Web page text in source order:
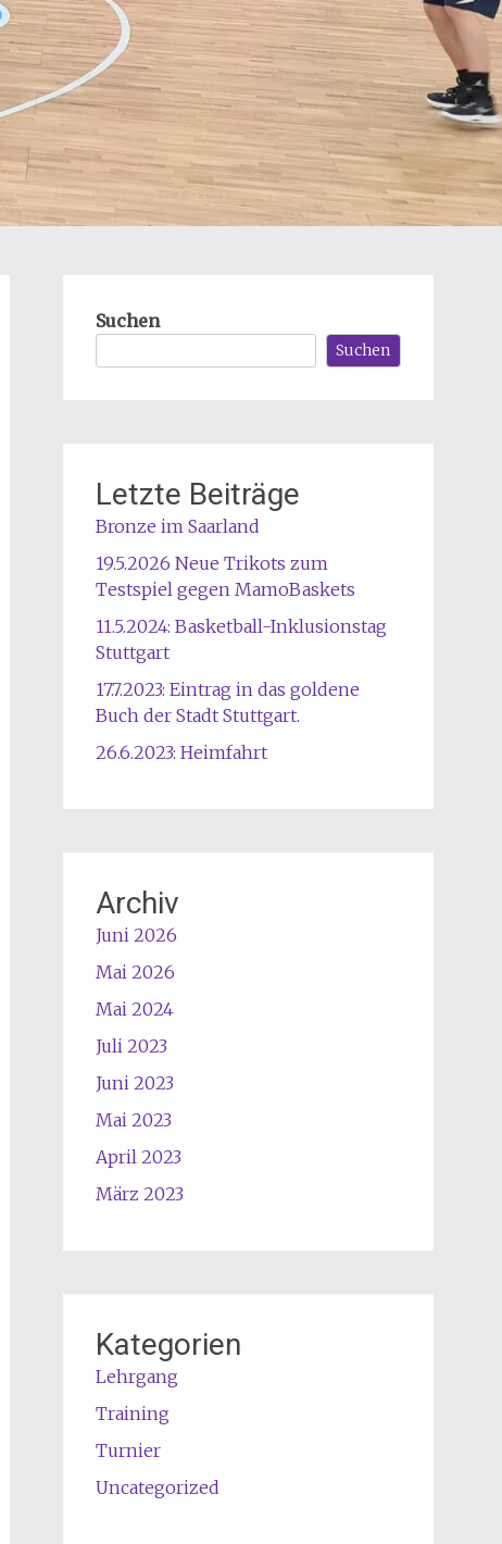
Suchen
Suchen
Letzte Beiträge
Bronze im Saarland
19.5.2026 Neue Trikots zum
Testspiel gegen MamoBaskets
11.5.2024: Basketball-Inklusionstag
Stuttgart
17.7.2023: Eintrag in das goldene
Buch der Stadt Stuttgart.
26.6.2023: Heimfahrt
Archiv
Juni 2026
Mai 2026
Mai 2024
Juli 2023
Juni 2023
Mai 2023
April 2023
März 2023
Kategorien
Lehrgang
Training
Turnier
Uncategorized